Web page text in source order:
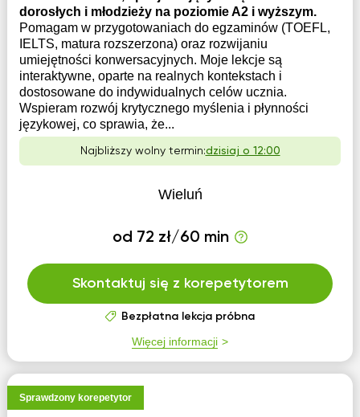
dorosłych i młodzieży na poziomie A2 i wyższym.
Pomagam w przygotowaniach do egzaminów (TOEFL,
IELTS, matura rozszerzona) oraz rozwijaniu
umiejętności konwersacyjnych. Moje lekcje są
interaktywne, oparte na realnych kontekstach i
dostosowane do indywidualnych celów ucznia.
Wspieram rozwój krytycznego myślenia i płynności
językowej, co sprawia, że...
Najbliższy wolny termin:dzisiaj o 12:00
Wieluń
od 72 zł/60 min
Skontaktuj się z korepetytorem
Bezpłatna lekcja próbna
Więcej informacji
Sprawdzony korepetytor